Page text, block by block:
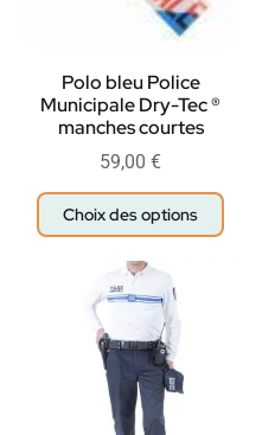
Polo bleu Police
Municipale Dry-Tec ®
manches courtes
59,00 €
Choix des options